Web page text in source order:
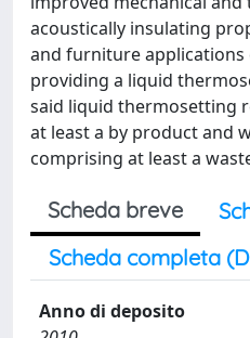
acoustically insulating
and furniture
providing a liquid
said liquid thermosetting
at least a by product and
comprising at least a
Scheda breve
Scheda completa
Anno di deposito